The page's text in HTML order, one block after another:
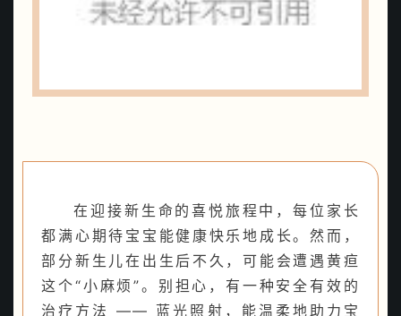
在迎接新生命的喜悦旅程中，每位家长
都满心期待宝宝能健康快乐地成长。然而，
部分新生儿在出生后不久，可能会遭遇黄疸
这个“小麻烦”。别担心，有一种安全有效的
治疗方法 ―― 蓝光照射，能温柔地助力宝